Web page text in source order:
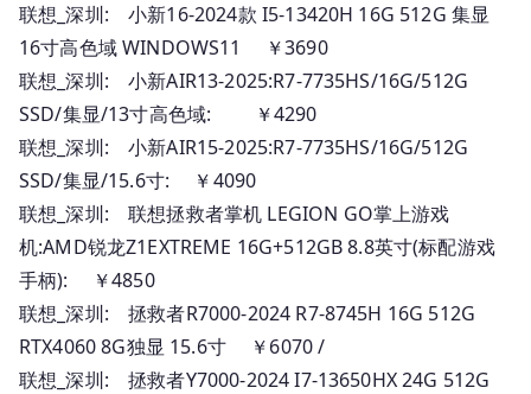
联想_深圳: 小新16-2024款 I5-13420H 16G 512G 集显
16寸高色域 WINDOWS11 ￥3690
联想_深圳: 小新AIR13-2025:R7-7735HS/16G/512G
SSD/集显/13寸高色域: ￥4290
联想_深圳: 小新AIR15-2025:R7-7735HS/16G/512G
SSD/集显/15.6寸: ￥4090
联想_深圳: 联想拯救者掌机 LEGION GO掌上游戏
机:AMD锐龙Z1EXTREME 16G+512GB 8.8英寸(标配游戏
手柄): ￥4850
联想_深圳: 拯救者R7000-2024 R7-8745H 16G 512G
RTX4060 8G独显 15.6寸 ￥6070 /
联想_深圳: 拯救者Y7000-2024 I7-13650HX 24G 512G